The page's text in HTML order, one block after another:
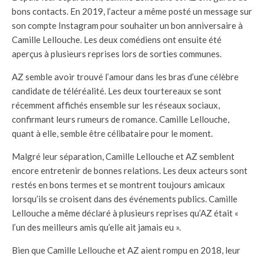
bons contacts. En 2019, l’acteur a même posté un message sur
son compte Instagram pour souhaiter un bon anniversaire à
Camille Lellouche. Les deux comédiens ont ensuite été
aperçus à plusieurs reprises lors de sorties communes.
AZ semble avoir trouvé l’amour dans les bras d’une célèbre
candidate de téléréalité. Les deux tourtereaux se sont
récemment affichés ensemble sur les réseaux sociaux,
confirmant leurs rumeurs de romance. Camille Lellouche,
quant à elle, semble être célibataire pour le moment.
Malgré leur séparation, Camille Lellouche et AZ semblent
encore entretenir de bonnes relations. Les deux acteurs sont
restés en bons termes et se montrent toujours amicaux
lorsqu’ils se croisent dans des événements publics. Camille
Lellouche a même déclaré à plusieurs reprises qu’AZ était «
l’un des meilleurs amis qu’elle ait jamais eu ».
Bien que Camille Lellouche et AZ aient rompu en 2018, leur